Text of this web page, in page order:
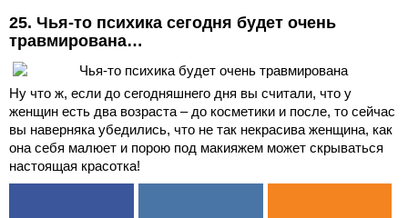
25. Чья-то психика сегодня будет очень
травмирована…
Ну что ж, если до сегодняшнего дня вы считали, что у
женщин есть два возраста – до косметики и после, то сейчас
вы наверняка убедились, что не так некрасива женщина, как
она себя малюет и порою под макияжем может скрываться
настоящая красотка!